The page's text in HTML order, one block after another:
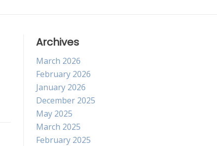
Archives
March 2026
February 2026
January 2026
December 2025
May 2025
March 2025
February 2025